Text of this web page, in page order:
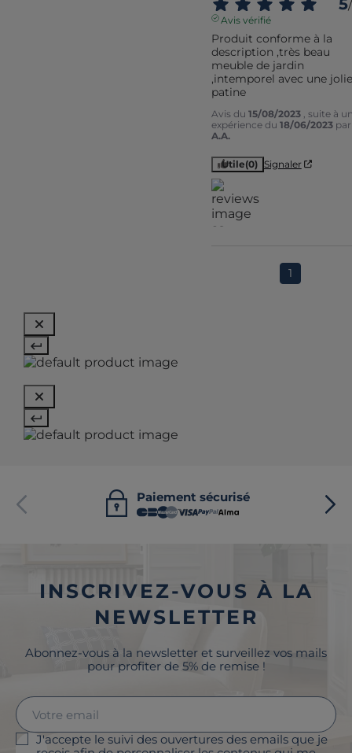
5/
Avis vérifié
Produit conforme à la
description ,très beau
meuble de jardin
,intemporel avec une jolie
patine
Avis du 15/08/2023
, suite à
expérience du 18/06/2023 par
A.A.
Utile(0) Signaler
1
Paiement sécurisé
INSCRIVEZ-VOUS À LA
NEWSLETTER
Abonnez-vous à la newsletter et surveillez vos mails
pour profiter de 5% de remise !
J'accepte le suivi des ouvertures des emails que je